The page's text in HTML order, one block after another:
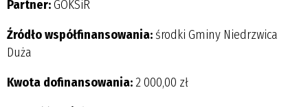
Partner:GOKSiR
Źródło współfinansowania: środki Gminy Niedrzwica
Duża
Kwota dofinansowania:2 000,00 zł